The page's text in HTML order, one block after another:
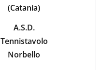
(Catania)
A.S.D.
Tennistavolo
Norbello